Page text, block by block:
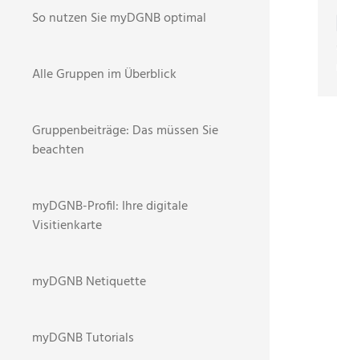
So nutzen Sie myDGNB optimal
Alle Gruppen im Überblick
Gruppenbeiträge: Das müssen Sie
beachten
myDGNB-Profil: Ihre digitale
Visitienkarte
myDGNB Netiquette
myDGNB Tutorials